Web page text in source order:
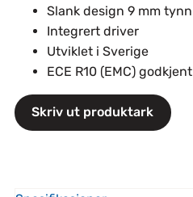
Slank design 9 mm tynn
Integrert driver
Utviklet i Sverige
ECE R10 (EMC) godkjent
Skriv ut produktark